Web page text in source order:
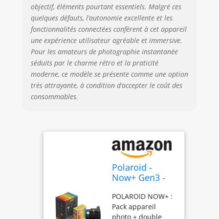
doté d'une
meilleure position
du posemètre,
d'un capteur de
distance amélioré,
d'un système de
mise au point
automatique à
deux objectifs
compatibilité avec
les filtres photo.
Combinez la
connectivité
Bluetooth avec un
système de mise
au point
automatique à
deux objectifs
objectif, éléments pourtant essentiels. Malgré ces
quelques défauts, l’autonomie excellente et les
fonctionnalités connectées confèrent à cet appareil
une expérience utilisateur agréable et immersive.
Pour les amateurs de photographie instantanée
séduits par le charme rétro et la praticité
moderne, ce modèle se présente comme une option
très attrayante, à condition d’accepter le coût des
consommables.
Polaroid -
Now+ Gen3 -
instantané
connecté
POLAROID NOW+ :
Pack appareil
photo + double